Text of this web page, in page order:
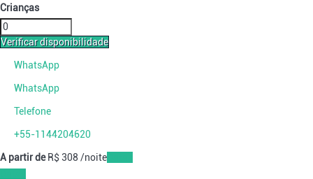
Crianças
Verificar disponibilidade
WhatsApp
WhatsApp
Telefone
+55-1144204620
A partir deR$ 308 /noite